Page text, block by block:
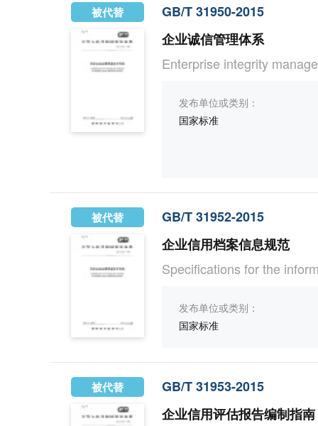
被代替
GB/T 31950-2015
企业诚信管理体系
Enterprise integrity
发布单位或类别：
国家标准
被代替
GB/T 31952-2015
企业信用档案信息规范
Specifications for the
发布单位或类别：
国家标准
被代替
GB/T 31953-2015
企业信用评估报告编制指南